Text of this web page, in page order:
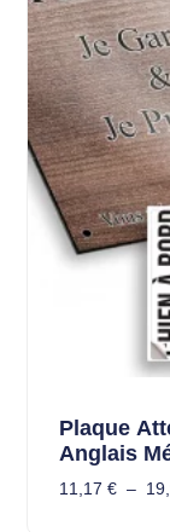
Plaque
Anglais
11,17 € –